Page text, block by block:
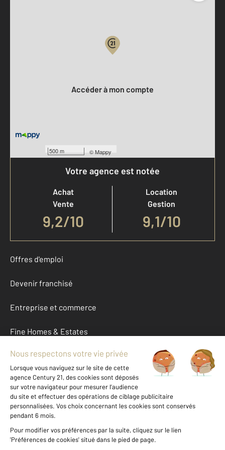
500 m ©Mappy
Accéder à mon compte
Votre agence est notée
Achat
Vente
9,2/10
Location
Gestion
9,1/10
Offres d'emploi
Devenir franchisé
Entreprise et commerce
Fine Homes & Estates
À propos
International
Nous contacter